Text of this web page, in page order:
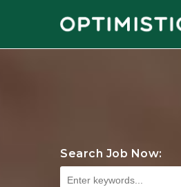
Search Job Now: